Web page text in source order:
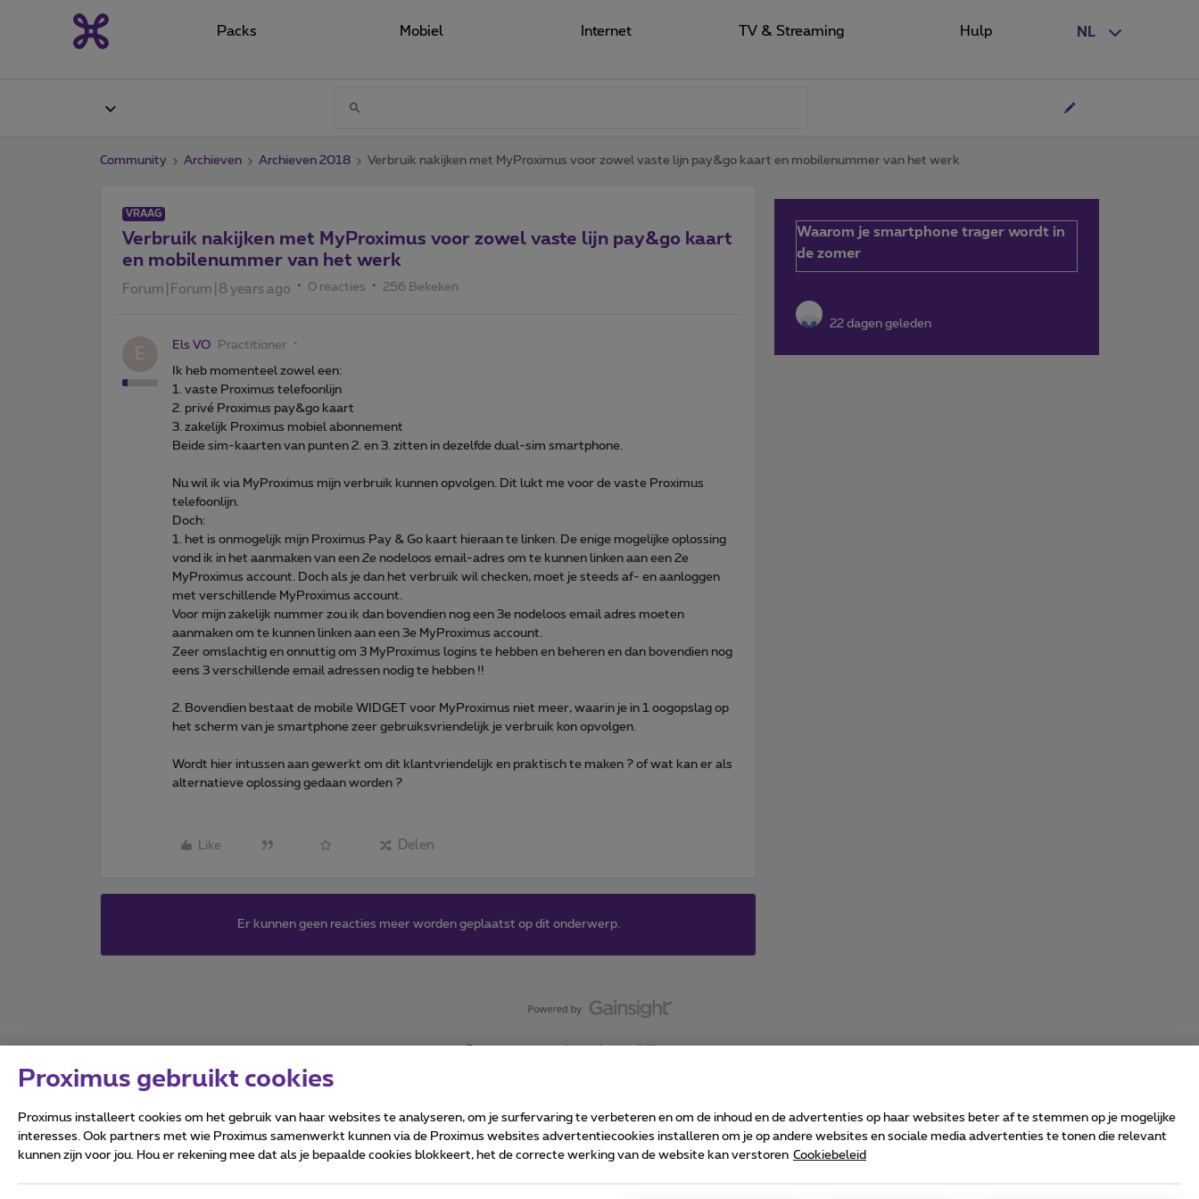
NL
Packs Mobiel Internet TV & Streaming Hulp
Community Archieven Archieven 2018 Verbruik nakijken met MyProximus voor zowel vaste lijn pay&go kaart en mobilenummer van het werk
VRAAG
Verbruik nakijken met MyProximus voor zowel vaste lijn pay&go kaart
en mobilenummer van het werk
Forum|Forum|8 years ago 0 reacties 256 Bekeken
E Els VO Practitioner
Ik heb momenteel zowel een:
1. vaste Proximus telefoonlijn
2. privé Proximus pay&go kaart
3. zakelijk Proximus mobiel abonnement
Beide sim-kaarten van punten 2. en 3. zitten in dezelfde dual-sim smartphone.
Nu wil ik via MyProximus mijn verbruik kunnen opvolgen. Dit lukt me voor de vaste Proximus
telefoonlijn.
Doch:
1. het is onmogelijk mijn Proximus Pay & Go kaart hieraan te linken. De enige mogelijke oplossing
vond ik in het aanmaken van een 2e nodeloos email-adres om te kunnen linken aan een 2e
MyProximus account. Doch als je dan het verbruik wil checken, moet je steeds af- en aanloggen
met verschillende MyProximus account.
Voor mijn zakelijk nummer zou ik dan bovendien nog een 3e nodeloos email adres moeten
aanmaken om te kunnen linken aan een 3e MyProximus account.
Zeer omslachtig en onnuttig om 3 MyProximus logins te hebben en beheren en dan bovendien nog
eens 3 verschillende email adressen nodig te hebben !!
2. Bovendien bestaat de mobile WIDGET voor MyProximus niet meer, waarin je in 1 oogopslag op
het scherm van je smartphone zeer gebruiksvriendelijk je verbruik kon opvolgen.
Wordt hier intussen aan gewerkt om dit klantvriendelijk en praktisch te maken ? of wat kan er als
alternatieve oplossing gedaan worden ?
Like Delen
Er kunnen geen reacties meer worden geplaatst op dit onderwerp.
Waarom je smartphone trager wordt in
de zomer
22 dagen geleden
Forumvoorwaarden Accessibility statement
Alle rechten voorbehouden. ©2026Proximus
Proximus gebruikt cookies
Proximus installeert cookies om het gebruik van haar websites te analyseren, om je surfervaring te verbeteren en om de inhoud en de advertenties op haar websites beter af te stemmen op je mogelijke
interesses. Ook partners met wie Proximus samenwerkt kunnen via de Proximus websites advertentiecookies installeren om je op andere websites en sociale media advertenties te tonen die relevant
kunnen zijn voor jou. Hou er rekening mee dat als je bepaalde cookies blokkeert, het de correcte werking van de website kan verstoren Cookiebeleid